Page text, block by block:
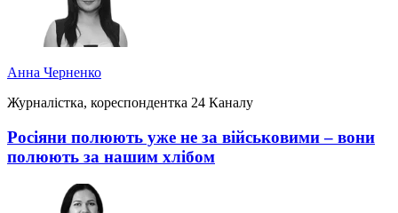
Анна Черненко
Журналістка, кореспондентка 24 Каналу
Росіяни полюють уже не за військовими – вони
полюють за нашим хлібом